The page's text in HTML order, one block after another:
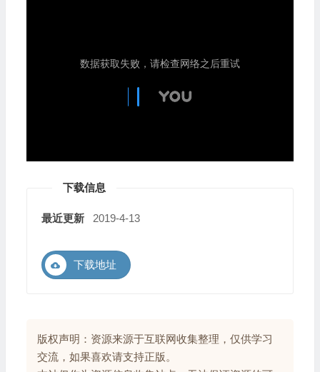
下载信息
最近更新 2019-4-13
下载地址
版权声明：资源来源于互联网收集整理，仅供学习
交流，如果喜欢请支持正版。